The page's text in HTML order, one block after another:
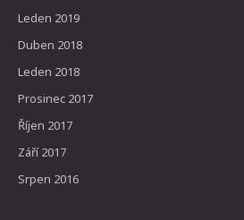
Leden 2019
Duben 2018
Leden 2018
Prosinec 2017
Říjen 2017
Září 2017
Srpen 2016